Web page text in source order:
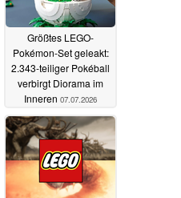
Größtes LEGO-
Pokémon-Set geleakt:
2.343-teiliger Pokéball
verbirgt Diorama im
Inneren 07.07.2026